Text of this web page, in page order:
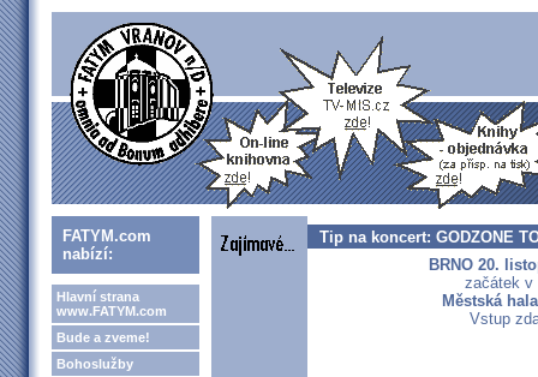
FATYM.com
nabízí:
Hlavní strana
www.FATYM.com
Bude a zveme!
Bohoslužby
Tip na koncert: GODZONE
BRNO 20.
začátek v
Městská
Vstup